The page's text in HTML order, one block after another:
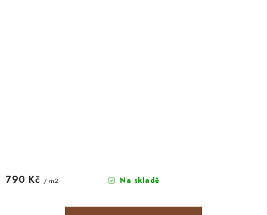
Na skladě
790 Kč / m2